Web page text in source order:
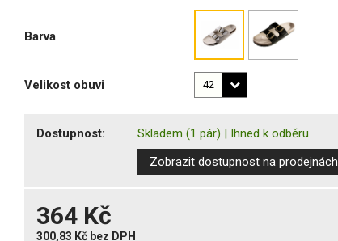
Barva
Velikost obuvi
Dostupnost: Skladem (1 pár) | Ihned k odběru
Zobrazit dostupnost na prodejnách
364 Kč
300,83 Kč bez DPH